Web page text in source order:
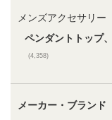
メンズアクセサリー
ペンダントトップ
(4,358)
メーカー・ブランド